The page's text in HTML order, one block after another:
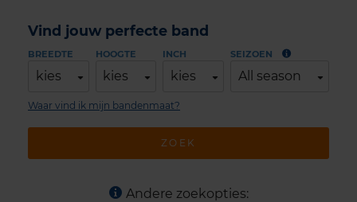
Vind jouw perfecte band
BREEDTE
kies
HOOGTE
kies
INCH
kies
SEIZOEN
All season
ZOEK
Waar vind ik mijn bandenmaat?
Andere zoekopties: